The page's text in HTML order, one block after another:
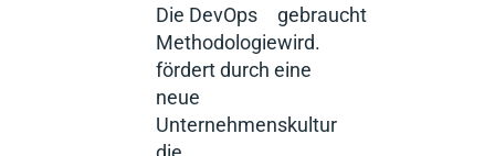
gebraucht
wird.
Die DevOps
Methodologie
fördert durch eine
neue
Unternehmenskultur